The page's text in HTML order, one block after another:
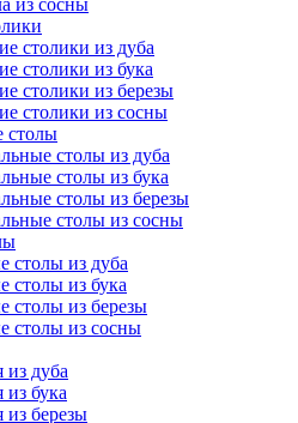
из сосны
столики из дуба
столики из бука
столики из березы
столики из сосны
столы
столы из дуба
столы из бука
столы из березы
столы из сосны
столы из дуба
столы из бука
столы из березы
столы из сосны
из дуба
из бука
из березы